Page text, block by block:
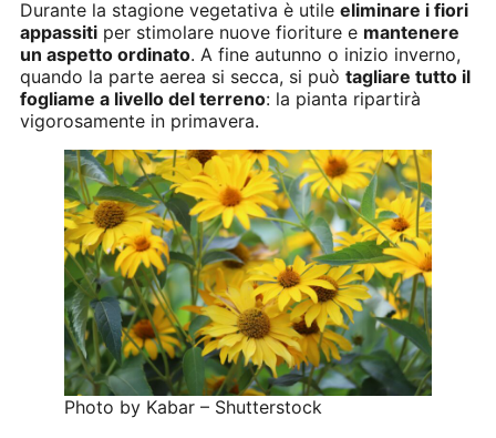
Durante la stagione vegetativa è utile eliminare i fiori
appassiti per stimolare nuove fioriture e mantenere
un aspetto ordinato. A fine autunno o inizio inverno,
quando la parte aerea si secca, si può tagliare tutto il
fogliame a livello del terreno: la pianta ripartirà
vigorosamente in primavera.
Photo by Kabar – Shutterstock